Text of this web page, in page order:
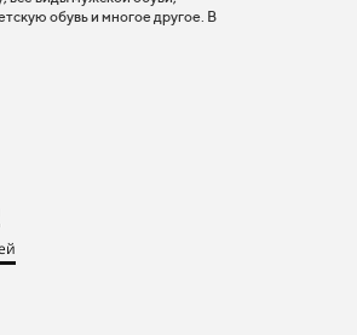
обувь и многое другое. В